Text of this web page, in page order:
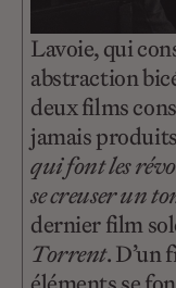
Lavoie, qui
abstraction
deux films
jamais
qui font les
se creuser un
dernier film
Torrent. D’un